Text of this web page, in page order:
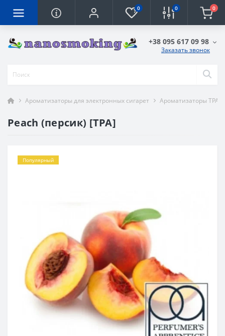
0 0 0
+38 095 617 09 98
Заказать звонок
Ароматизаторы для электронных сигарет Ароматизаторы TPA
Peach (персик) [TPA]
Популярный